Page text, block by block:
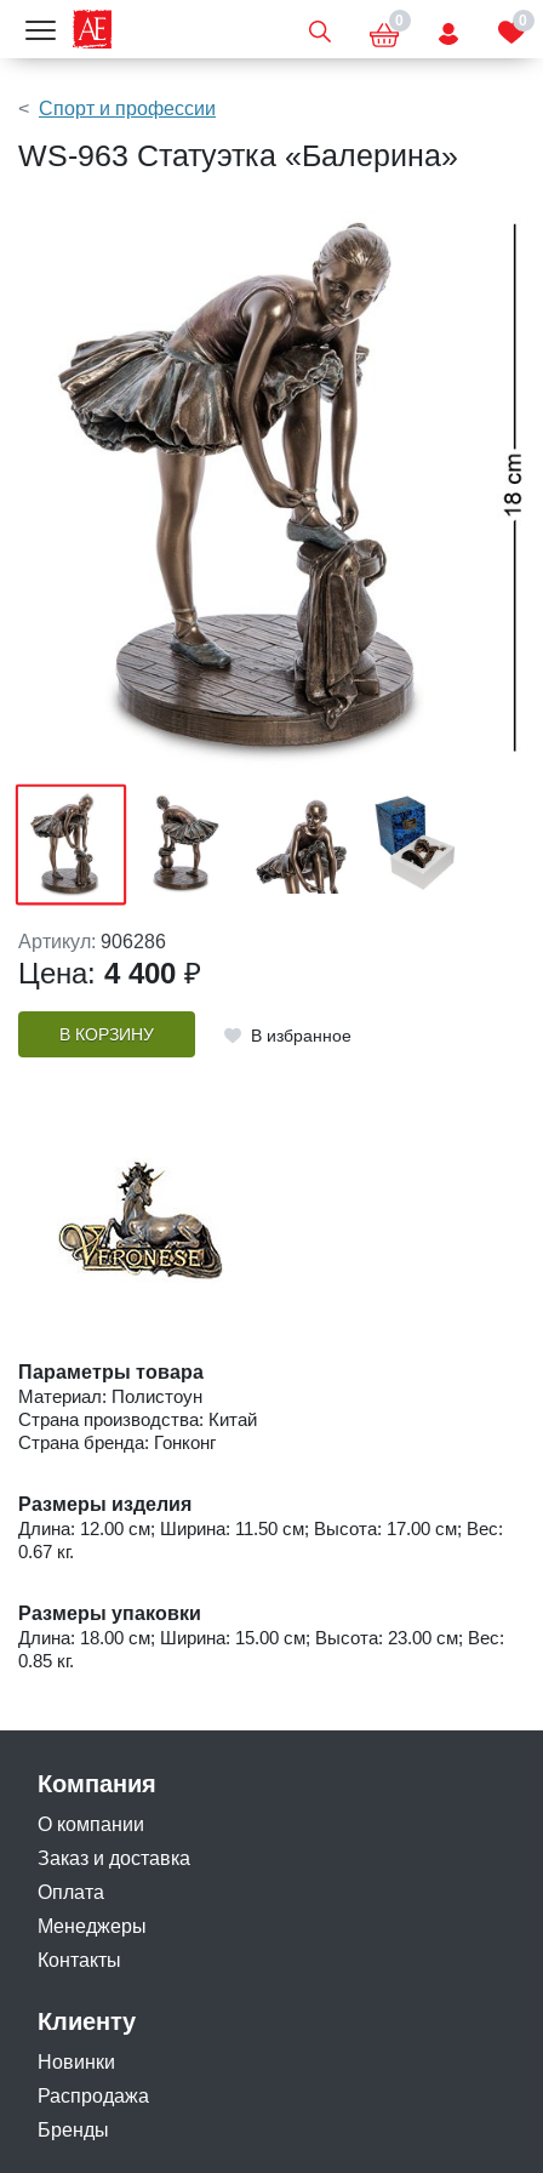
Показать меню 0 0
Спорт и профессии
WS-963 Статуэтка «Балерина»
Артикул: 906286
Цена: 4 400 ₽
В КОРЗИНУ В избранное
Параметры товара
Материал: Полистоун
Страна производства: Китай
Страна бренда: Гонконг
Размеры изделия
Длина: 12.00 см; Ширина: 11.50 см; Высота: 17.00 см; Вес:
0.67 кг.
Размеры упаковки
Длина: 18.00 см; Ширина: 15.00 см; Высота: 23.00 см; Вес:
0.85 кг.
Компания
О компании
Заказ и доставка
Оплата
Менеджеры
Контакты
Клиенту
Новинки
Распродажа
Бренды